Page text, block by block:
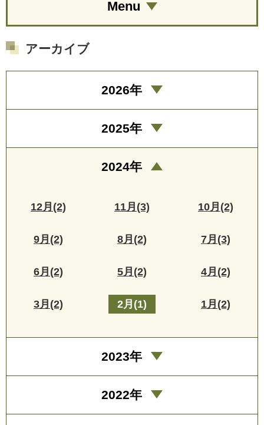
Menu
アーカイブ
2026年
2025年
2024年
12月(2) 11月(3) 10月(2)
9月(2) 8月(2) 7月(3)
6月(2) 5月(2) 4月(2)
3月(2) 2月(1) 1月(2)
2023年
2022年